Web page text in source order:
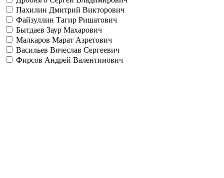
Пахилин Дмитрий Викторович
Файзуллин Тагир Ришатович
Бытдаев Заур Махарович
Малкаров Марат Азретович
Васильев Вячеслав Сергеевич
Фирсов Андрей Валентинович